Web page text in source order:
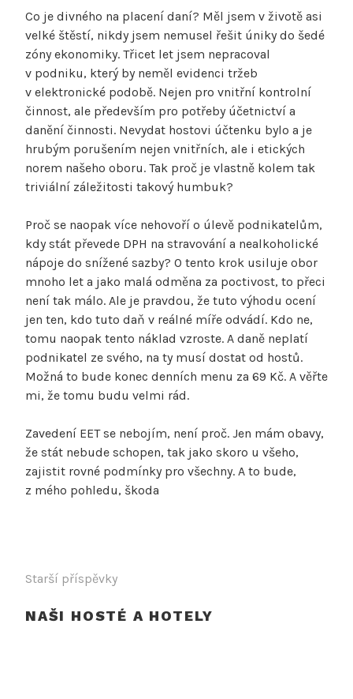
Co je divného na placení daní? Měl jsem v životě asi
velké štěstí, nikdy jsem nemusel řešit úniky do šedé
zóny ekonomiky. Třicet let jsem nepracoval
v podniku, který by neměl evidenci tržeb
v elektronické podobě. Nejen pro vnitřní kontrolní
činnost, ale především pro potřeby účetnictví a
danění činnosti. Nevydat hostovi účtenku bylo a je
hrubým porušením nejen vnitřních, ale i etických
norem našeho oboru. Tak proč je vlastně kolem tak
triviální záležitosti takový humbuk?
Proč se naopak více nehovoří o úlevě podnikatelům,
kdy stát převede DPH na stravování a nealkoholické
nápoje do snížené sazby? O tento krok usiluje obor
mnoho let a jako malá odměna za poctivost, to přeci
není tak málo. Ale je pravdou, že tuto výhodu ocení
jen ten, kdo tuto daň v reálné míře odvádí. Kdo ne,
tomu naopak tento náklad vzroste. A daně neplatí
podnikatel ze svého, na ty musí dostat od hostů.
Možná to bude konec denních menu za 69 Kč. A věřte
mi, že tomu budu velmi rád.
Zavedení EET se nebojím, není proč. Jen mám obavy,
že stát nebude schopen, tak jako skoro u všeho,
zajistit rovné podmínky pro všechny. A to bude,
z mého pohledu, škoda
NAVIGACE
PRO
Starší příspěvky
NAŠI HOSTÉ A HOTELY